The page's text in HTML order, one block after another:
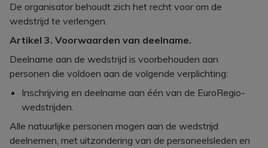
De organisator behoudt zich het recht voor om de
wedstrijd te verlengen.
Artikel 3. Voorwaarden van deelname.
Deelname aan de wedstrijd is voorbehouden aan
personen die voldoen aan de volgende verplichting:
Inschrijving en deelname aan één van de EuroRegio-
wedstrijden.
Alle natuurlijke personen mogen aan de wedstrijd
deelnemen, met uitzondering van de personeelsleden en